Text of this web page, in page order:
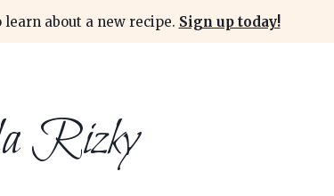
about a new recipe. Sign up today!
Rizky